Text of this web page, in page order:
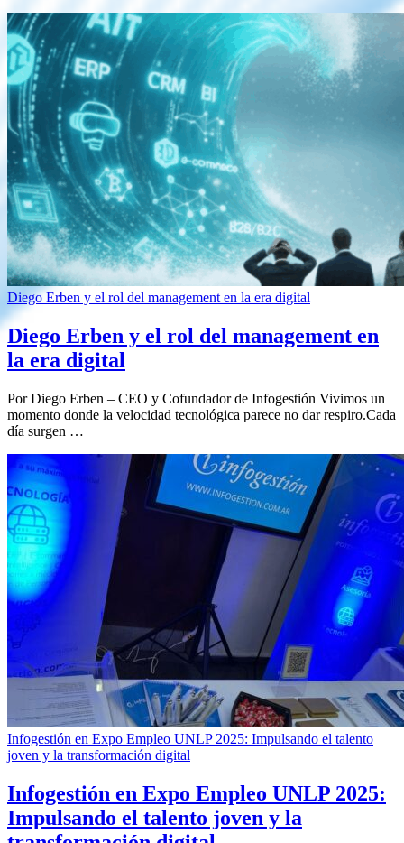
Diego Erben y el rol del management en la era digital
Diego Erben y el rol del management en
la era digital
Por Diego Erben – CEO y Cofundador de Infogestión Vivimos un
momento donde la velocidad tecnológica parece no dar respiro.Cada
día surgen …
Infogestión en Expo Empleo UNLP 2025: Impulsando el talento
joven y la transformación digital
Infogestión en Expo Empleo UNLP 2025:
Impulsando el talento joven y la